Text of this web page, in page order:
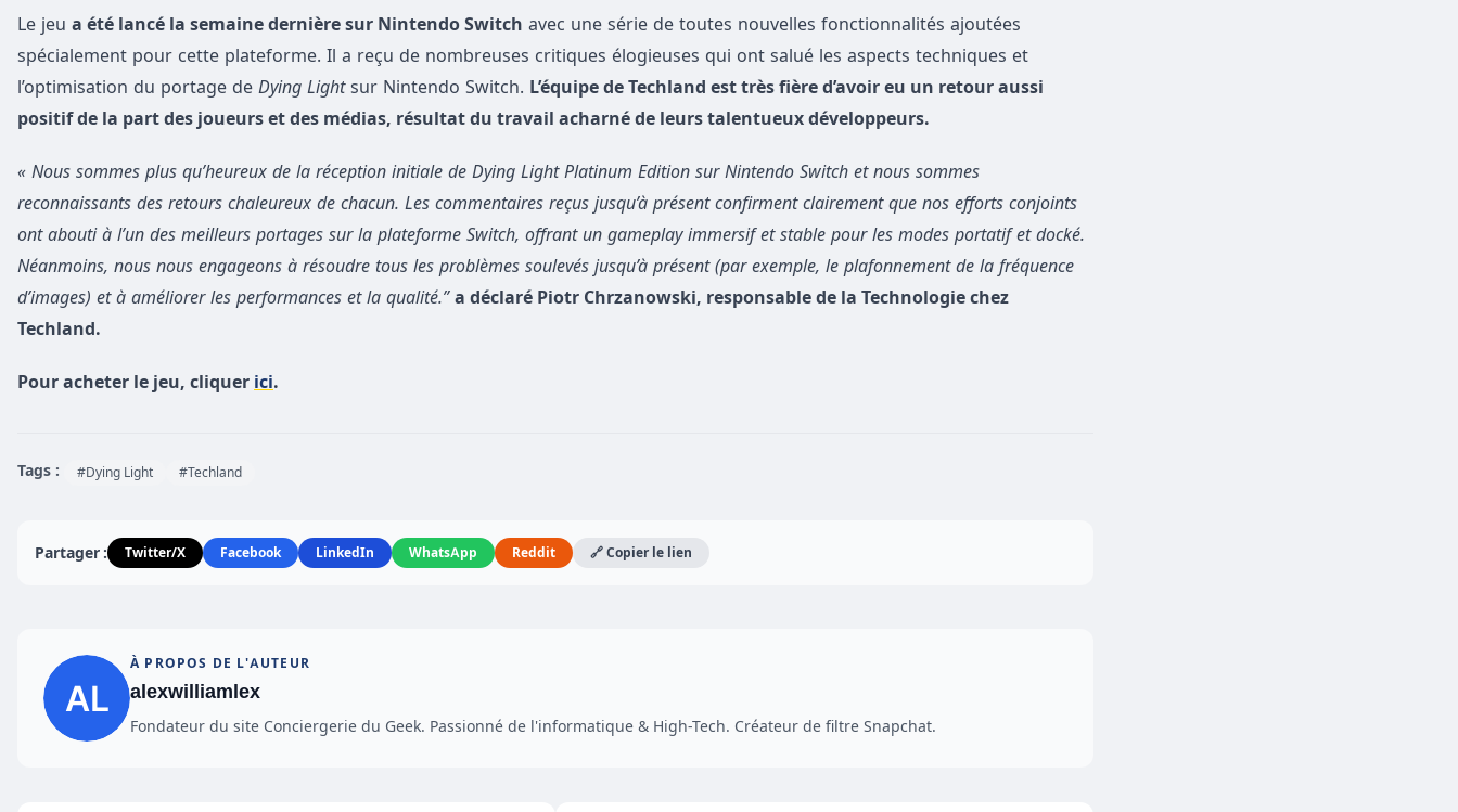
Le jeu a été lancé la semaine dernière sur Nintendo Switch avec une série de toutes nouvelles fonctionnalités ajoutées
spécialement pour cette plateforme. Il a reçu de nombreuses critiques élogieuses qui ont salué les aspects techniques et
l’optimisation du portage de Dying Lightsur Nintendo Switch. L’équipe de Techland est très fière d’avoir eu un retour aussi
positif de la part des joueurs et des médias, résultat du travail acharné de leurs talentueux développeurs.
« Nous sommes plus qu’heureux de la réception initiale de Dying Light Platinum Edition sur Nintendo Switch et nous sommes
reconnaissants des retours chaleureux de chacun. Les commentaires reçus jusqu’à présent confirment clairement que nos efforts conjoints
ont abouti à l’un des meilleurs portages sur la plateforme Switch, offrant un gameplay immersif et stable pour les modes portatif et docké.
Néanmoins, nous nous engageons à résoudre tous les problèmes soulevés jusqu’à présent (par exemple, le plafonnement de la fréquence
d’images) et à améliorer les performances et la qualité.” a déclaré Piotr Chrzanowski, responsable de la Technologie chez
Techland.
Pour acheter le jeu, cliquer ici.
Tags : #Dying Light #Techland
Partager : Twitter/X Facebook LinkedIn WhatsApp Reddit 🔗 Copier le lien
À PROPOS DE L'AUTEUR
alexwilliamlex
Fondateur du site Conciergerie du Geek. Passionné de l'informatique & High-Tech. Créateur de filtre Snapchat.